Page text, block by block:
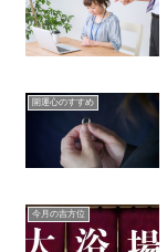
開運心のすすめ
今月の吉方位